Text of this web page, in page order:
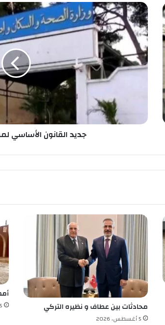
ج
د
ي
د
ا
ل
ق
ا
س
م
س
ت
خ
د
م
ي
ل
ص
ح
ة
جديد القانون الأساسي
محادثات بين عطاف و نظيره التركي
5 أغسطس، 2026
5 أغسطس، 2026